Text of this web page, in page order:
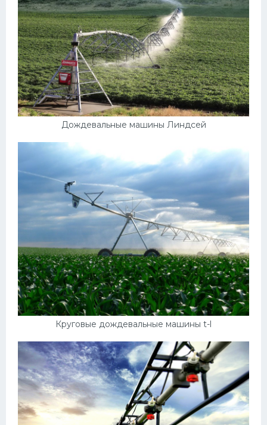
Дождевальные машины Линдсей
Круговые дождевальные машины t-l